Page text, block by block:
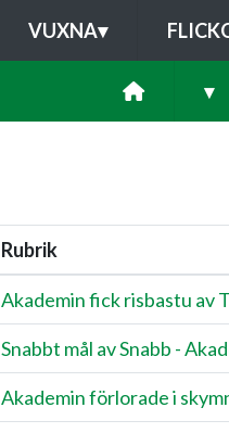
VUXNA▾
▾
Rubrik
Akademin fick risbastu av
Snabbt mål av Snabb -
Akademin förlorade i